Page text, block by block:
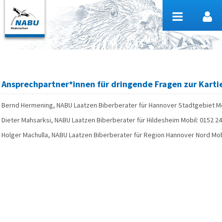
Ansprechpartner*innen für dringende Fragen zur
Bernd Hermening, NABU Laatzen Biberberater für Hannover Stadtgebiet
Dieter Mahsarksi, NABU Laatzen Biberberater für Hildesheim Mobil: 0152
Holger Machulla, NABU Laatzen Biberberater für Region Hannover Nord